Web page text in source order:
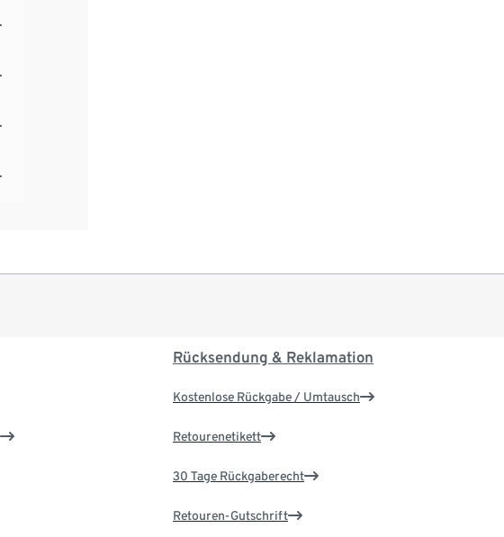
Rücksendung & Reklamation
Kostenlose Rückgabe / Umtausch
Retourenetikett
30 Tage Rückgaberecht
Retouren-Gutschrift